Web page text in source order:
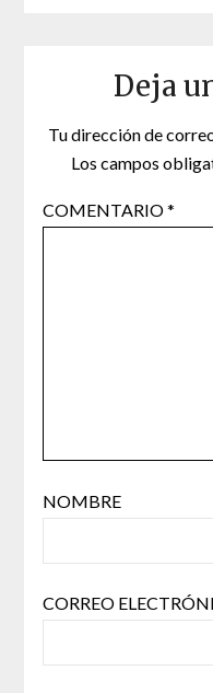
Deja
Tu dirección de
Los campos
COMENTARIO*
NOMBRE
CORREO